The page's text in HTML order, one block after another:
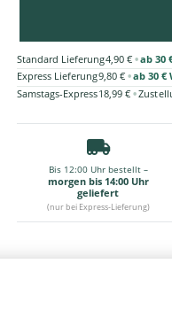
Standard Lieferung4,90 € •ab 30
Express Lieferung9,80 € •ab 30 €
Samstags-Express18,99 € •
Bis 12:00 Uhr bestellt –
morgen bis 14:00 Uhr
geliefert
(nur bei Express-Lieferung)